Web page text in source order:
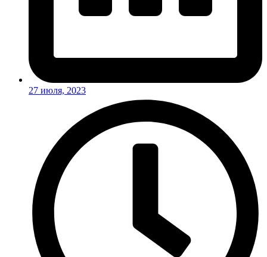
27 июля, 2023